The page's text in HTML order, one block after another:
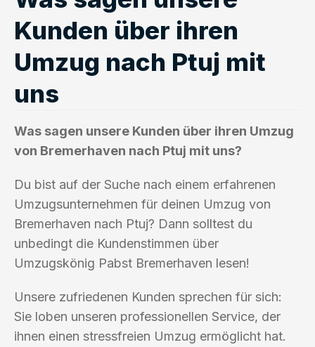
Kunden über ihren
Umzug nach Ptuj mit
uns
Was sagen unsere Kunden über ihren Umzug
von Bremerhaven nach Ptuj mit uns?
Du bist auf der Suche nach einem erfahrenen
Umzugsunternehmen für deinen Umzug von
Bremerhaven nach Ptuj? Dann solltest du
unbedingt die Kundenstimmen über
Umzugskönig Pabst Bremerhaven lesen!
Unsere zufriedenen Kunden sprechen für sich:
Sie loben unseren professionellen Service, der
ihnen einen stressfreien Umzug ermöglicht hat.